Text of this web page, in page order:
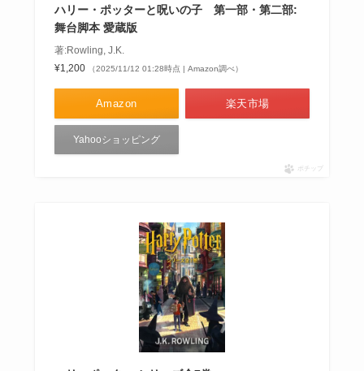
ハリー・ポッターと呪いの子 第一部・第二部:
舞台脚本 愛蔵版
著:Rowling, J.K.
¥1,200
（2025/11/12 01:28時点 | Amazon調べ）
Amazon 楽天市場
Yahooショッピング
ポチップ